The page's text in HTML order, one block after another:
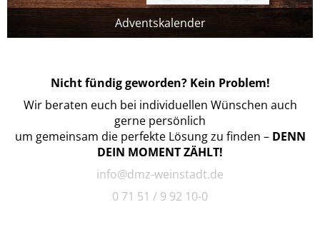
Adventskalender
Nicht fündig geworden? Kein Problem!
Wir beraten euch bei individuellen Wünschen auch
gerne persönlich
um gemeinsam die perfekte Lösung zu finden – DENN
DEIN MOMENT ZÄHLT!
info@dmz-weinstadt.de
0 71 51 / 9 92 10-0